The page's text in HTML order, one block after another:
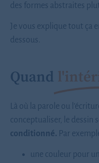
des formes abstraites
Je vous explique tout ça
dessous.
Quand
Là où la parole ou
conceptualiser, le dessin
conditionné. Par exemple
une couleur pour